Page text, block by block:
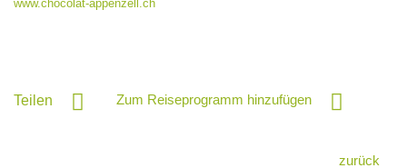
www.chocolat-appenzell.ch
Teilen Zum Reiseprogramm hinzufügen
zurück